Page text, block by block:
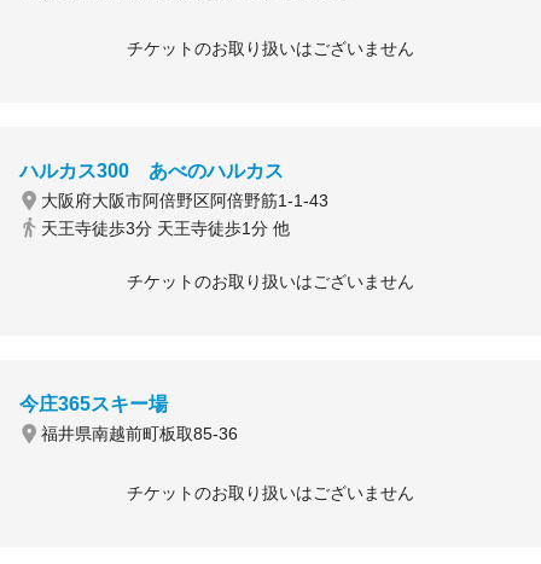
チケットのお取り扱いはございません
ハルカス300 あべのハルカス
大阪府大阪市阿倍野区阿倍野筋1-1-43
天王寺徒歩3分 天王寺徒歩1分 他
チケットのお取り扱いはございません
今庄365スキー場
福井県南越前町板取85-36
チケットのお取り扱いはございません